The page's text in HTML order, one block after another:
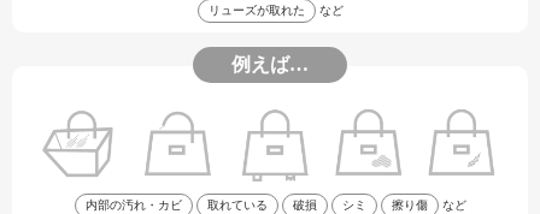
リューズが取れた など
例えば…
内部の汚れ・カビ 取れている 破損 シミ 擦り傷 など